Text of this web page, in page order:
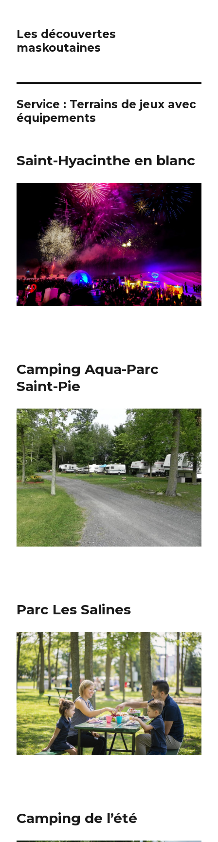
Les découvertes
maskoutaines
Service : Terrains de jeux avec
équipements
Saint-Hyacinthe en blanc
Camping Aqua-Parc
Saint-Pie
Parc Les Salines
Camping de l’été